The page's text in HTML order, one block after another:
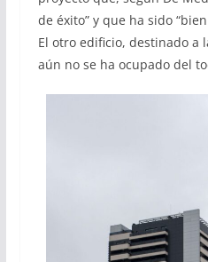
de éxito” y que ha sido
El otro edificio, destinado a
aún no se ha ocupado del